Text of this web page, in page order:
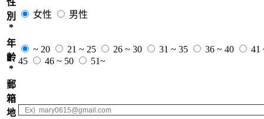
別
*
女性 男性
年
齡
*
~ 20 21 ~ 25 26 ~ 30 31 ~ 35 36 ~ 40
41
45
46 ~ 50 51~
郵
箱
地